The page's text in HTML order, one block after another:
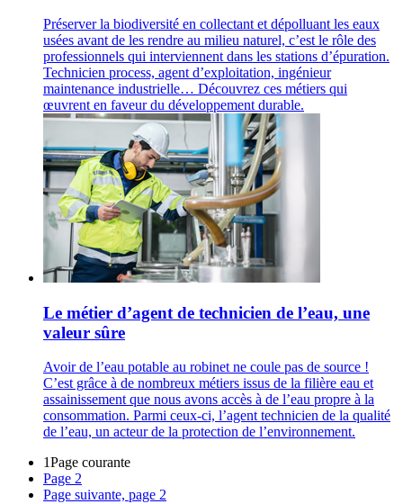
Préserver la biodiversité en collectant et dépolluant les eaux
usées avant de les rendre au milieu naturel, c’est le rôle des
professionnels qui interviennent dans les stations d’épuration.
Technicien process, agent d’exploitation, ingénieur
maintenance industrielle… Découvrez ces métiers qui
œuvrent en faveur du développement durable.
Le métier d’agent de technicien de l’eau, une
valeur sûre
Avoir de l’eau potable au robinet ne coule pas de source !
C’est grâce à de nombreux métiers issus de la filière eau et
assainissement que nous avons accès à de l’eau propre à la
consommation. Parmi ceux-ci, l’agent technicien de la qualité
de l’eau, un acteur de la protection de l’environnement.
1Page courante
Page 2
Page suivante, page 2